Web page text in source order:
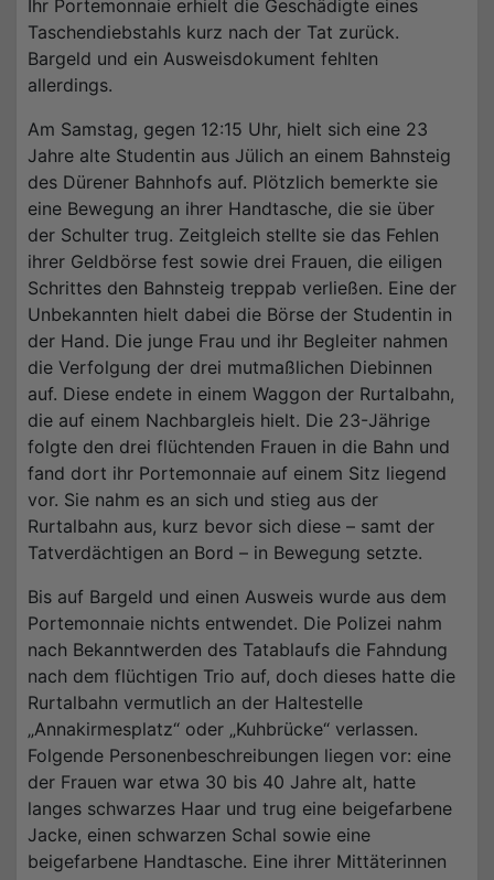
Ihr Portemonnaie erhielt die Geschädigte eines
Taschendiebstahls kurz nach der Tat zurück.
Bargeld und ein Ausweisdokument fehlten
allerdings.
Am Samstag, gegen 12:15 Uhr, hielt sich eine 23
Jahre alte Studentin aus Jülich an einem Bahnsteig
des Dürener Bahnhofs auf. Plötzlich bemerkte sie
eine Bewegung an ihrer Handtasche, die sie über
der Schulter trug. Zeitgleich stellte sie das Fehlen
ihrer Geldbörse fest sowie drei Frauen, die eiligen
Schrittes den Bahnsteig treppab verließen. Eine der
Unbekannten hielt dabei die Börse der Studentin in
der Hand. Die junge Frau und ihr Begleiter nahmen
die Verfolgung der drei mutmaßlichen Diebinnen
auf. Diese endete in einem Waggon der Rurtalbahn,
die auf einem Nachbargleis hielt. Die 23-Jährige
folgte den drei flüchtenden Frauen in die Bahn und
fand dort ihr Portemonnaie auf einem Sitz liegend
vor. Sie nahm es an sich und stieg aus der
Rurtalbahn aus, kurz bevor sich diese – samt der
Tatverdächtigen an Bord – in Bewegung setzte.
Bis auf Bargeld und einen Ausweis wurde aus dem
Portemonnaie nichts entwendet. Die Polizei nahm
nach Bekanntwerden des Tatablaufs die Fahndung
nach dem flüchtigen Trio auf, doch dieses hatte die
Rurtalbahn vermutlich an der Haltestelle
„Annakirmesplatz“ oder „Kuhbrücke“ verlassen.
Folgende Personenbeschreibungen liegen vor: eine
der Frauen war etwa 30 bis 40 Jahre alt, hatte
langes schwarzes Haar und trug eine beigefarbene
Jacke, einen schwarzen Schal sowie eine
beigefarbene Handtasche. Eine ihrer Mittäterinnen